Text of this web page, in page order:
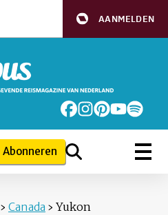
AANMELDEN
Abonneren
› Canada › Yukon